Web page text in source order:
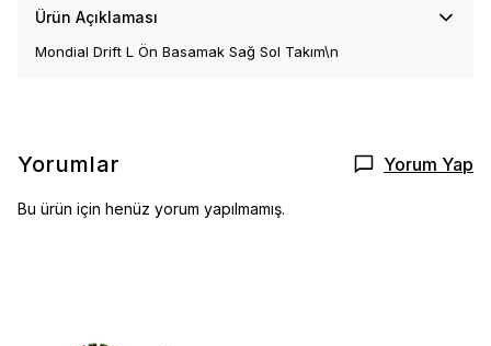
Ürün Açıklaması
Mondial Drift L Ön Basamak Sağ Sol Takım\n
Yorumlar Yorum Yap
Bu ürün için henüz yorum yapılmamış.